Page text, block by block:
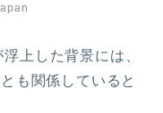
上した背景には、
も関係していると